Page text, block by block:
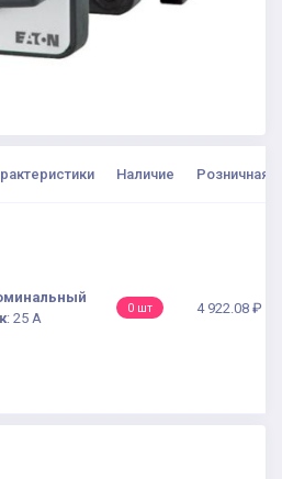
Наличие Розничная
: 25 А
0 шт 4 922.08 ₽